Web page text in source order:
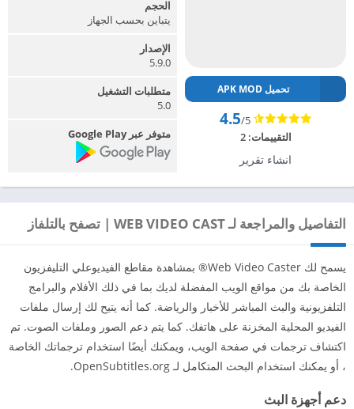
تحميل APK MOD
4.5/5
التقييمات:2
انشاء تقرير
الحجم
يتباين بحسب الجهاز
الإصدار
5.9.0
متطلبات التشغيل
5.0
متوفر عبر Google Play
التفاصيل والمراجعة لـ WEB VIDEO CAST | تصفح بالتلفاز
يسمح لك Web Video Caster® بمشاهدة مقاطع الفيديوعلي التليفزيون
الخاصة بك من مواقع الويب المفضلة لديك بما في ذلك الأفلام والبرامج
التلفزيونية والبث المباشر للأخبار والرياضة. كما أنه يتيح لك إرسال ملفات
الفيديو المحلية المخزنة على هاتفك. كما يتم دعم الصور وملفات الصوت. تم
اكتشاف ترجمات في صفحة الويب، ويمكنك أيضًا استخدام ترجماتك الخاصة
، أو يمكنك استخدام البحث المتكامل لـ OpenSubtitles.org.
دعم أجهزة البث